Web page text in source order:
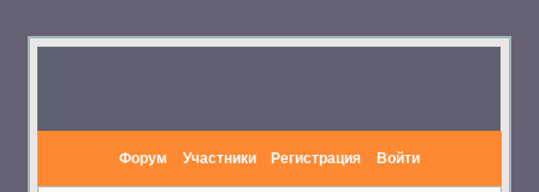
Форум Участники Регистрация Войти